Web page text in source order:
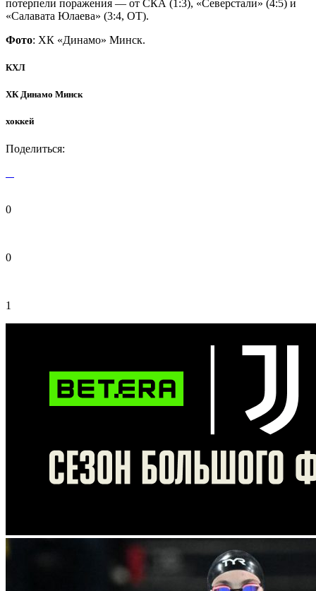
потерпели поражения — от СКА (1:3), «Северстали» (4:5) и
«Салавата Юлаева» (3:4, ОТ).
Фото: ХК «Динамо» Минск.
КХЛ
ХК Динамо Минск
хоккей
Поделиться:
0
0
1